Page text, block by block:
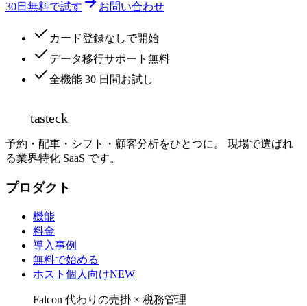
30日無料で試す お問い合わせ
カード登録なしで開始
データ移行サポート無料
全機能 30 日間お試し
tasteck
予約・配車・シフト・顧客分析をひとつに。 現場で選ばれ
る業界特化 SaaS です。
プロダクト
機能
料金
導入事例
無料で始める
ホスト個人向けNEW
Falcon 代わりの売掛 × 税務管理